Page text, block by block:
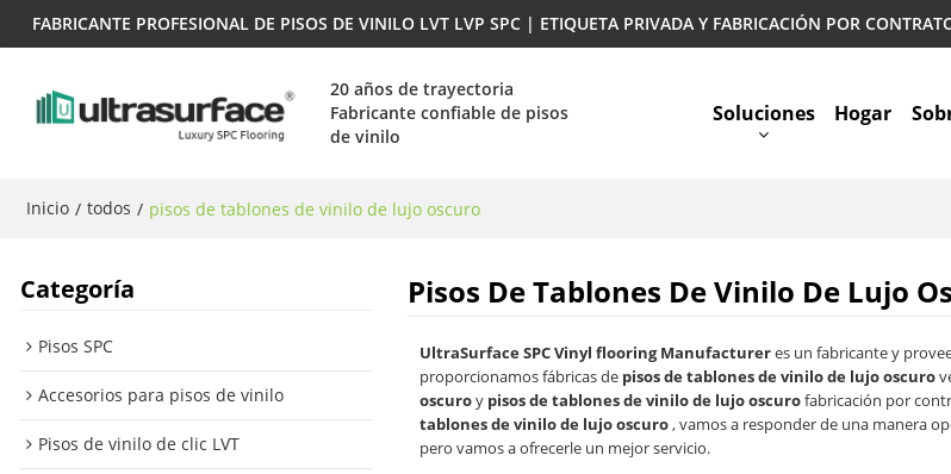
FABRICANTE PROFESIONAL DE PISOS DE VINILO LVT LVP SPC | ETIQUETA PRIVADA Y FABRICACIÓN POR
20 años de trayectoria
Fabricante confiable de pisos
de vinilo
Soluciones Hogar
Inicio / todos / pisos de tablones de vinilo de lujo oscuro
Categoría
Pisos SPC
Accesorios para pisos de vinilo
Pisos de vinilo de clic LVT
Pisos De Tablones De Vinilo De Lujo
UltraSurface SPC Vinyl flooring Manufactureres un fabricante y
proporcionamos fábricas de pisos de tablones de vinilo de lujo oscuro
oscuroy pisos de tablones de vinilo de lujo oscurofabricación por
tablones de vinilo de lujo oscuro, vamos a responder de una manera
pero vamos a ofrecerle un mejor servicio.